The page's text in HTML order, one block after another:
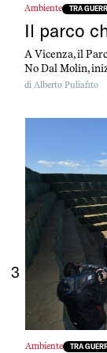
Ambiente TRA
Il parco
A Vicenza, il
No Dal Molin,
della base
di Alberto Puliafito
3
Ambiente TRA